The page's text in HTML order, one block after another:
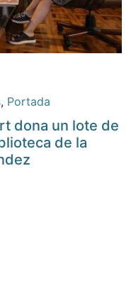
, Portada
dona un lote de
de la